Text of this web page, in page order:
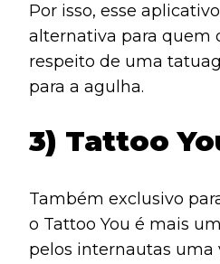
Por isso, esse
alternativa para quem
respeito de uma
para a agulha.
3) Tattoo
Também exclusivo
o Tattoo You é mais
pelos internautas uma